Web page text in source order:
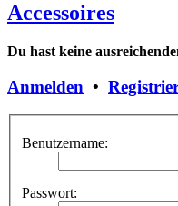
Accessoires
Du hast keine
Anmelden •
Benutzername:
Passwort: